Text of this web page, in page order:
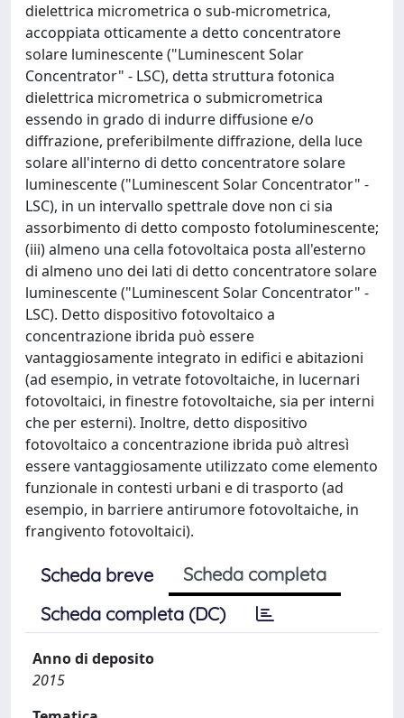
dielettrica micrometrica o sub-micrometrica,
accoppiata otticamente a detto concentratore
solare luminescente ("Luminescent Solar
Concentrator" - LSC), detta struttura fotonica
dielettrica micrometrica o submicrometrica
essendo in grado di indurre diffusione e/o
diffrazione, preferibilmente diffrazione, della luce
solare all'interno di detto concentratore solare
luminescente ("Luminescent Solar Concentrator" -
LSC), in un intervallo spettrale dove non ci sia
assorbimento di detto composto fotoluminescente;
(iii) almeno una cella fotovoltaica posta all'esterno
di almeno uno dei lati di detto concentratore solare
luminescente ("Luminescent Solar Concentrator" -
LSC). Detto dispositivo fotovoltaico a
concentrazione ibrida può essere
vantaggiosamente integrato in edifici e abitazioni
(ad esempio, in vetrate fotovoltaiche, in lucernari
fotovoltaici, in finestre fotovoltaiche, sia per interni
che per esterni). Inoltre, detto dispositivo
fotovoltaico a concentrazione ibrida può altresì
essere vantaggiosamente utilizzato come elemento
funzionale in contesti urbani e di trasporto (ad
esempio, in barriere antirumore fotovoltaiche, in
frangivento fotovoltaici).
Scheda breve
Scheda completa
Scheda completa (DC)
Anno di deposito
2015